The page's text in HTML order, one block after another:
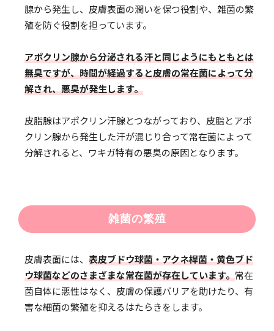
腺から発生し、皮膚表面の潤いを保つ役割や、雑菌の繁
殖を防ぐ役割を担っています。
アポクリン腺から分泌される汗と同じようにもともとは
無臭ですが、時間が経過すると皮膚の常在菌によって分
解され、悪臭が発生します。
皮脂腺はアポクリン汗腺とつながっており、皮脂とアポ
クリン腺から発生した汗が混じり合って常在菌によって
分解されると、ワキガ特有の悪臭の原因となります。
雑菌の繁殖
皮膚表面には、 表皮ブドウ球菌・アクネ桿菌・黄色ブド
ウ球菌などのさまざまな常在菌が存在しています。常在
菌自体に悪性はなく、皮膚の保護バリアを助けたり、有
害な細菌の繁殖を抑えるはたらきをします。